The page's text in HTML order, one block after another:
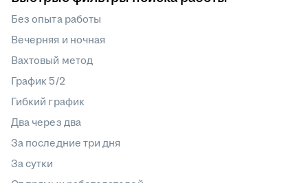
Без опыта работы
Вечерняя и ночная
Вахтовый метод
График 5/2
Гибкий график
Два через два
За последние три дня
За сутки